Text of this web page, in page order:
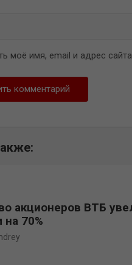
моё имя, email и адрес
акционеров ВТБ
70%